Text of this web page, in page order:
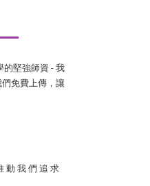
的堅強師資 - 我
免費上傳，讓
動 我 們 追 求